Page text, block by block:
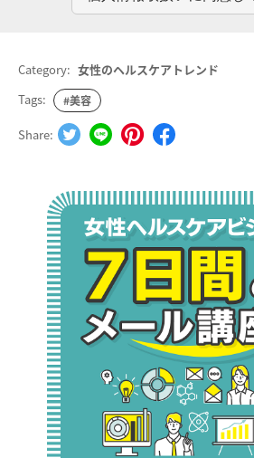
Category: 女性のヘルスケアトレンド
Tags:
#美容
Share: